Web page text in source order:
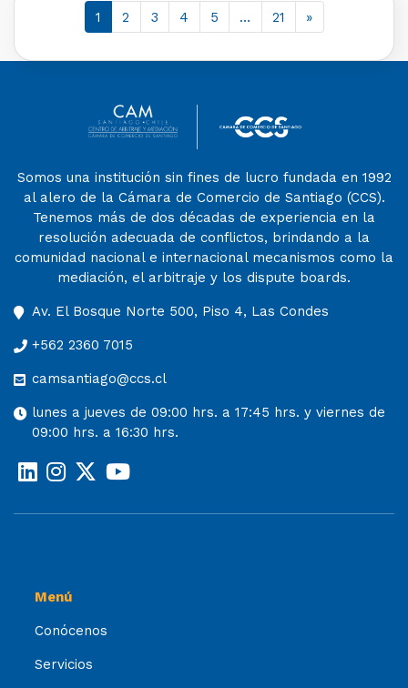
1 2 3 4 5 … 21 »
Somos una institución sin fines de lucro fundada en 1992
al alero de la Cámara de Comercio de Santiago (CCS).
Tenemos más de dos décadas de experiencia en la
resolución adecuada de conflictos, brindando a la
comunidad nacional e internacional mecanismos como la
mediación, el arbitraje y los dispute boards.
Av. El Bosque Norte 500, Piso 4, Las Condes
+562 2360 7015
camsantiago@ccs.cl
lunes a jueves de 09:00 hrs. a 17:45 hrs. y viernes de
09:00 hrs. a 16:30 hrs.
Menú
Conócenos
Servicios